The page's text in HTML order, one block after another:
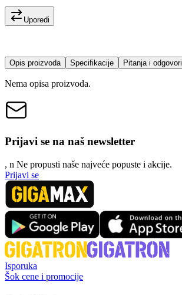
Uporedi
Opis proizvoda Specifikacije Pitanja i odgovori
Nema opisa proizvoda.
Prijavi se na naš newsletter
, n Ne propusti naše najveće popuste i akcije.
Prijavi se
Isporuka
Šok cene i promocije